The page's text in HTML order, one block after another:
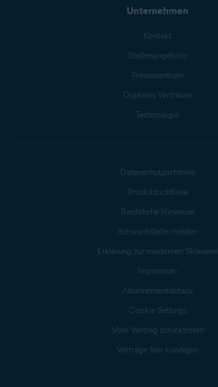
Unternehmen
Kontakt
Stellenangebote
Pressezentrum
Digitales Vertrauen
Technologie
Datenschutzrichtlinie
Produktrichtlinie
Rechtliche Hinweise
Schwachstelle melden
Erklärung zur modernen Sklaverei
Impressum
Abonnementdetails
Cookie Settings
Vom Vertrag zurücktreten
Verträge hier kündigen